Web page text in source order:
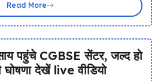
Read More
पहुंचे CGBSE सेंटर, जल्द हो
देखें live वीडियो